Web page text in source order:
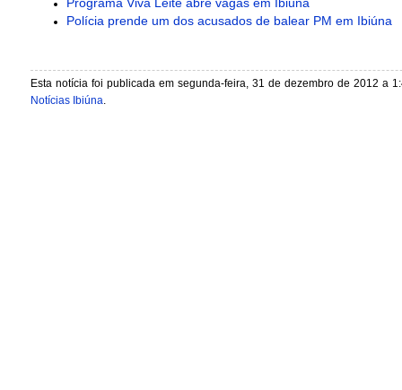
Polícia prende um dos acusados de balear PM em Ibiúna
Esta notícia foi publicada em segunda-feira, 31 de dezembro de 2012 a
Notícias Ibiúna.